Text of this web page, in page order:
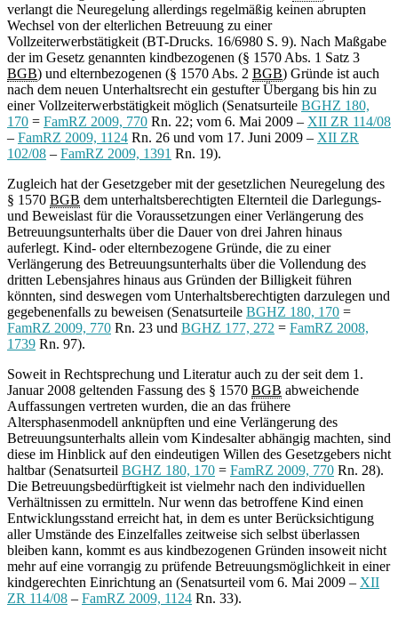
verlangt die Neuregelung allerdings regelmäßig keinen abrupten
Wechsel von der elterlichen Betreuung zu einer
Vollzeiterwerbstätigkeit (BT-Drucks. 16/6980 S. 9). Nach Maßgabe
der im Gesetz genannten kindbezogenen (§ 1570 Abs. 1 Satz 3
BGB) und elternbezogenen (§ 1570 Abs. 2 BGB) Gründe ist auch
nach dem neuen Unterhaltsrecht ein gestufter Übergang bis hin zu
einer Vollzeiterwerbstätigkeit möglich (Senatsurteile BGHZ 180,
170 = FamRZ 2009, 770 Rn. 22; vom 6. Mai 2009 – XII ZR 114/08
– FamRZ 2009, 1124 Rn. 26 und vom 17. Juni 2009 – XII ZR
102/08 – FamRZ 2009, 1391 Rn. 19).
Zugleich hat der Gesetzgeber mit der gesetzlichen Neuregelung des
§ 1570 BGB dem unterhaltsberechtigten Elternteil die Darlegungs-
und Beweislast für die Voraussetzungen einer Verlängerung des
Betreuungsunterhalts über die Dauer von drei Jahren hinaus
auferlegt. Kind- oder elternbezogene Gründe, die zu einer
Verlängerung des Betreuungsunterhalts über die Vollendung des
dritten Lebensjahres hinaus aus Gründen der Billigkeit führen
könnten, sind deswegen vom Unterhaltsberechtigten darzulegen und
gegebenenfalls zu beweisen (Senatsurteile BGHZ 180, 170 =
FamRZ 2009, 770 Rn. 23 und BGHZ 177, 272 = FamRZ 2008,
1739 Rn. 97).
Soweit in Rechtsprechung und Literatur auch zu der seit dem 1.
Januar 2008 geltenden Fassung des § 1570 BGB abweichende
Auffassungen vertreten wurden, die an das frühere
Altersphasenmodell anknüpften und eine Verlängerung des
Betreuungsunterhalts allein vom Kindesalter abhängig machten, sind
diese im Hinblick auf den eindeutigen Willen des Gesetzgebers nicht
haltbar (Senatsurteil BGHZ 180, 170 = FamRZ 2009, 770 Rn. 28).
Die Betreuungsbedürftigkeit ist vielmehr nach den individuellen
Verhältnissen zu ermitteln. Nur wenn das betroffene Kind einen
Entwicklungsstand erreicht hat, in dem es unter Berücksichtigung
aller Umstände des Einzelfalles zeitweise sich selbst überlassen
bleiben kann, kommt es aus kindbezogenen Gründen insoweit nicht
mehr auf eine vorrangig zu prüfende Betreuungsmöglichkeit in einer
kindgerechten Einrichtung an (Senatsurteil vom 6. Mai 2009 – XII
ZR 114/08 – FamRZ 2009, 1124 Rn. 33).